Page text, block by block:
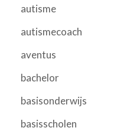
autisme
autismecoach
aventus
bachelor
basisonderwijs
basisscholen